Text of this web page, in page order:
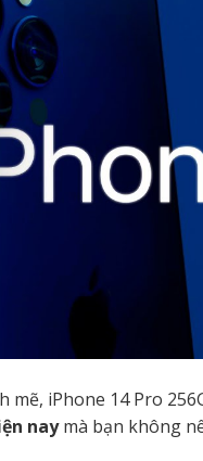
iPhone 14 Pro
naymà bạn không